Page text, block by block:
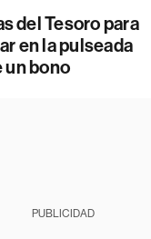
del Tesoro para
en la pulseada
un bono
PUBLICIDAD